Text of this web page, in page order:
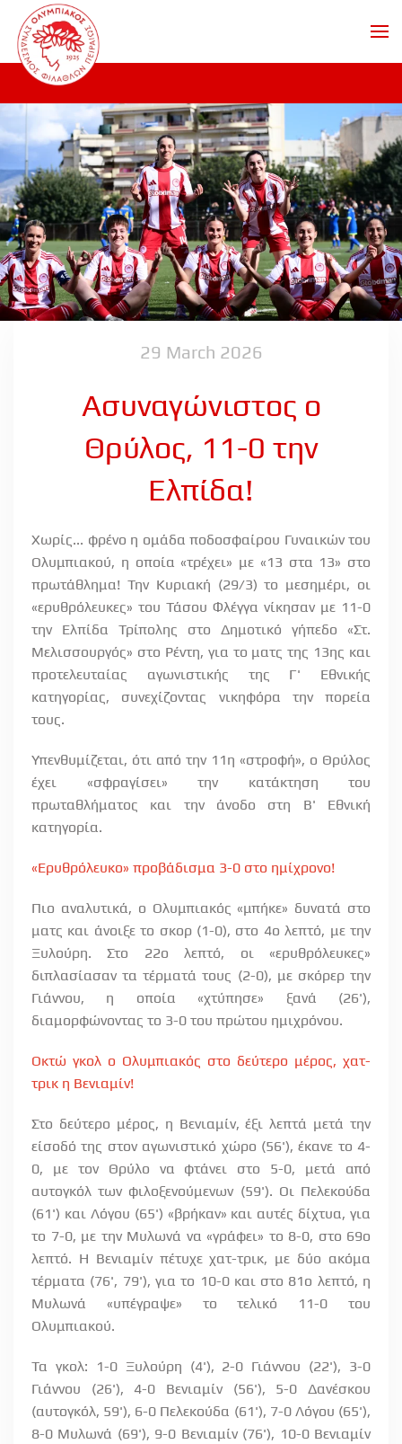
Skip to main content
29 March 2026
Ασυναγώνιστος ο
Θρύλος, 11-0 την
Ελπίδα!
Χωρίς... φρένο η ομάδα ποδοσφαίρου Γυναικών του
Ολυμπιακού, η οποία «τρέχει» με «13 στα 13» στο
πρωτάθλημα! Την Κυριακή (29/3) το μεσημέρι, οι
«ερυθρόλευκες» του Τάσου Φλέγγα νίκησαν με 11-0
την Ελπίδα Τρίπολης στο Δημοτικό γήπεδο «Στ.
Μελισσουργός» στο Ρέντη, για το ματς της 13ης και
προτελευταίας αγωνιστικής της Γ' Εθνικής
κατηγορίας, συνεχίζοντας νικηφόρα την πορεία
τους.
Υπενθυμίζεται, ότι από την 11η «στροφή», ο Θρύλος
έχει «σφραγίσει» την κατάκτηση του
πρωταθλήματος και την άνοδο στη Β' Εθνική
κατηγορία.
«Ερυθρόλευκο» προβάδισμα 3-0 στο ημίχρονο!
Πιο αναλυτικά, ο Ολυμπιακός «μπήκε» δυνατά στο
ματς και άνοιξε το σκορ (1-0), στο 4ο λεπτό, με την
Ξυλούρη. Στο 22ο λεπτό, οι «ερυθρόλευκες»
διπλασίασαν τα τέρματά τους (2-0), με σκόρερ την
Γιάννου, η οποία «χτύπησε» ξανά (26'),
διαμορφώνοντας το 3-0 του πρώτου ημιχρόνου.
Οκτώ γκολ ο Ολυμπιακός στο δεύτερο μέρος, χατ-
τρικ η Βενιαμίν!
Στο δεύτερο μέρος, η Βενιαμίν, έξι λεπτά μετά την
είσοδό της στον αγωνιστικό χώρο (56'), έκανε το 4-
0, με τον Θρύλο να φτάνει στο 5-0, μετά από
αυτογκόλ των φιλοξενούμενων (59'). Οι Πελεκούδα
(61') και Λόγου (65') «βρήκαν» και αυτές δίχτυα, για
το 7-0, με την Μυλωνά να «γράφει» το 8-0, στο 69ο
λεπτό. Η Βενιαμίν πέτυχε χατ-τρικ, με δύο ακόμα
τέρματα (76', 79'), για το 10-0 και στο 81ο λεπτό, η
Μυλωνά «υπέγραψε» το τελικό 11-0 του
Ολυμπιακού.
Τα γκολ: 1-0 Ξυλούρη (4'), 2-0 Γιάννου (22'), 3-0
Γιάννου (26'), 4-0 Βενιαμίν (56'), 5-0 Δανέσκου
(αυτογκόλ, 59'), 6-0 Πελεκούδα (61'), 7-0 Λόγου (65'),
8-0 Μυλωνά (69'), 9-0 Βενιαμίν (76'), 10-0 Βενιαμίν